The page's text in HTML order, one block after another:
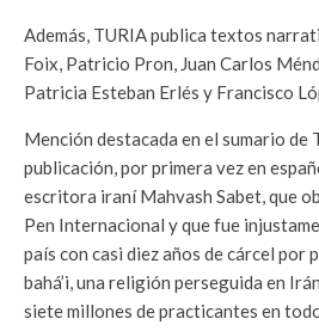
Además, TURIA publica textos
Foix, Patricio Pron, Juan Carlos
Patricia Esteban Erlés y Francisco
Mención destacada en el sumario de
publicación, por primera vez en
escritora iraní Mahvash Sabet, que
Pen Internacional y que fue
país con casi diez años de cárcel por
bahá’i, una religión perseguida en
siete millones de practicantes en